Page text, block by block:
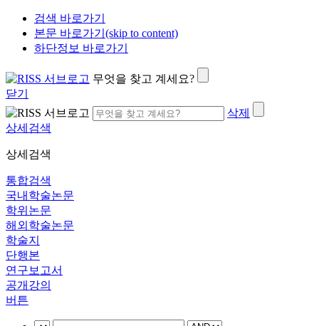
검색 바로가기
본문 바로가기(skip to content)
하단정보 바로가기
무엇을 찾고 계세요?
닫기
삭제
상세검색
상세검색
통합검색
국내학술논문
학위논문
해외학술논문
학술지
단행본
연구보고서
공개강의
버튼